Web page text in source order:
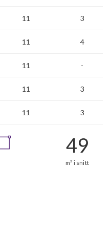
11 3
11 4
11 -
11 3
11 3